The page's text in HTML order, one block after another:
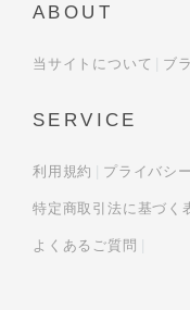
ABOUT
当サイトについて ブ
SERVICE
利用規約 プライバシ
特定商取引法に基づく
よくあるご質問